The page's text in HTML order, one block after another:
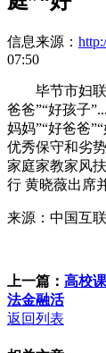
信息来源：
07:50
毕节市妇联
爸爸”“好孩子
妈妈”“好爸爸
优秀保守和劣
家庭家教家风
行 黄晓薇出席
来源：中国互
上一篇： 高校
法金融活
返回列表